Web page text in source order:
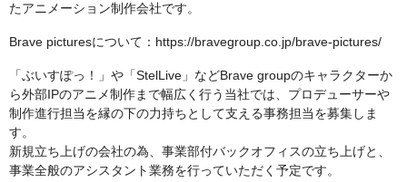
たアニメーション制作会社です。
Brave picturesについて：https://bravegroup.co.jp/brave-pictures/
「ぶいすぽっ！」や「StelLive」などBrave groupのキャラクターか
ら外部IPのアニメ制作まで幅広く行う当社では、プロデューサーや
制作進行担当を縁の下の力持ちとして支える事務担当を募集しま
す。
新規立ち上げの会社の為、事業部付バックオフィスの立ち上げと、
事業全般のアシスタント業務を行っていただく予定です。